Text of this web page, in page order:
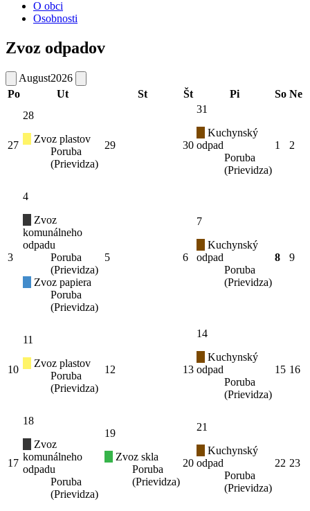
O obci
Osobnosti
Zvoz odpadov
August2026
Po
Ut St Št Pi So Ne
27
28
Zvoz plastov
Poruba
(Prievidza)
29 30
31
Kuchynský
odpad
Poruba
(Prievidza)
1 2
3
4
Zvoz
komunálneho
odpadu
Poruba
(Prievidza)
Zvoz papiera
Poruba
(Prievidza)
5 6
7
Kuchynský
odpad
Poruba
(Prievidza)
8 9
10
11
Zvoz plastov
Poruba
(Prievidza)
12 13
14
Kuchynský
odpad
Poruba
(Prievidza)
15 16
17
18
Zvoz
komunálneho
odpadu
Poruba
(Prievidza)
19
Zvoz skla
Poruba
(Prievidza)
20
21
Kuchynský
odpad
Poruba
(Prievidza)
22 23